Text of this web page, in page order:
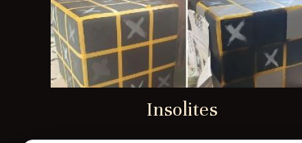
Insolites